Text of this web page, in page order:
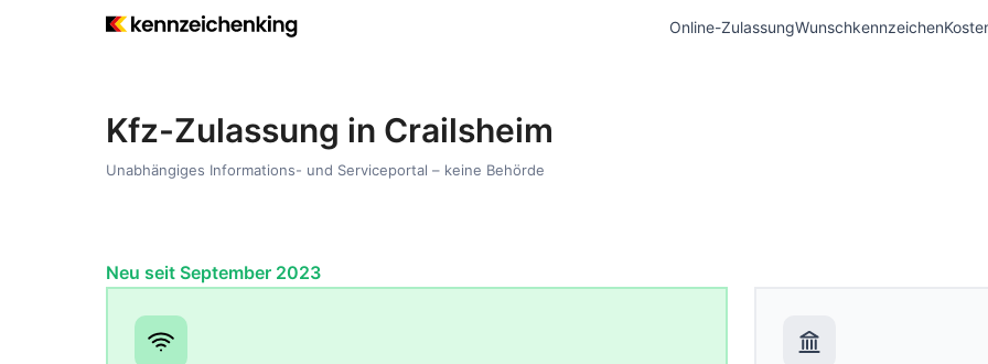
Online-ZulassungWunschkennzeichen
Kfz-Zulassung in Crailsheim
Unabhängiges Informations- und Serviceportal – keine Behörde
Neu seit September 2023